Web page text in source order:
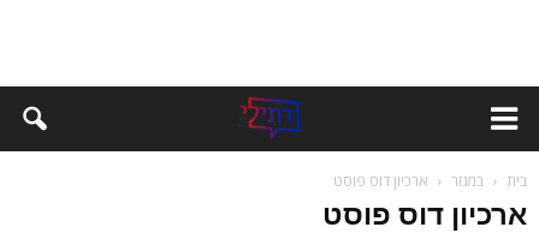
בית במגזר ארכיון דוס פוסט
ארכיון דוס פוסט